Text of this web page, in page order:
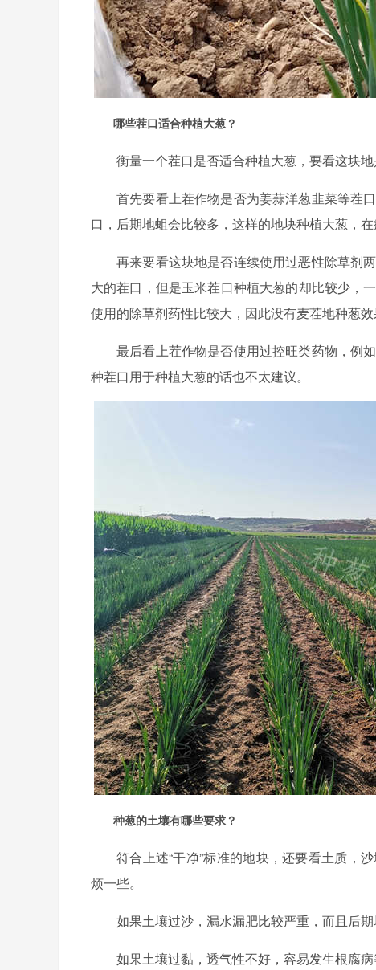
哪些茬口适合种植大葱？
衡量一个茬口是否适合种植大葱，要看这块地
首先要看上茬作物是否为姜蒜洋葱韭菜等茬
口，后期地蛆会比较多，这样的地块种植大葱，
再来要看这块地是否连续使用过恶性除草剂
大的茬口，但是玉米茬口种植大葱的却比较少，
使用的除草剂药性比较大，因此没有麦茬地种葱效
最后看上茬作物是否使用过控旺类药物，例
种茬口用于种植大葱的话也不太建议。
种葱的土壤有哪些要求？
符合上述“干净”标准的地块，还要看土质，
烦一些。
如果土壤过沙，漏水漏肥比较严重，而且后
如果土壤过黏，透气性不好，容易发生根腐病